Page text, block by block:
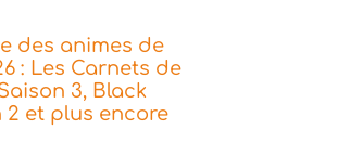
des animes de
: Les Carnets de
3, Black
2 et plus encore